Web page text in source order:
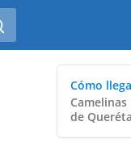
Cómo
de